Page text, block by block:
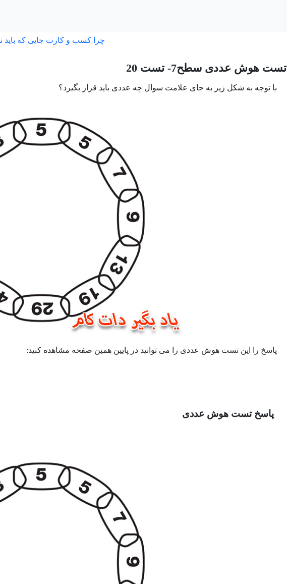
چرا کسب و کارت جایی که باید
تست هوش عددی سطح7- تست 20
با توجه به شکل زیر به جای علامت سوال چه عددی باید قرار بگیرد؟
پاسخ را این تست هوش عددی را می توانید در پایین همین صفحه مشاهده کنید:
پاسخ تست هوش عددی